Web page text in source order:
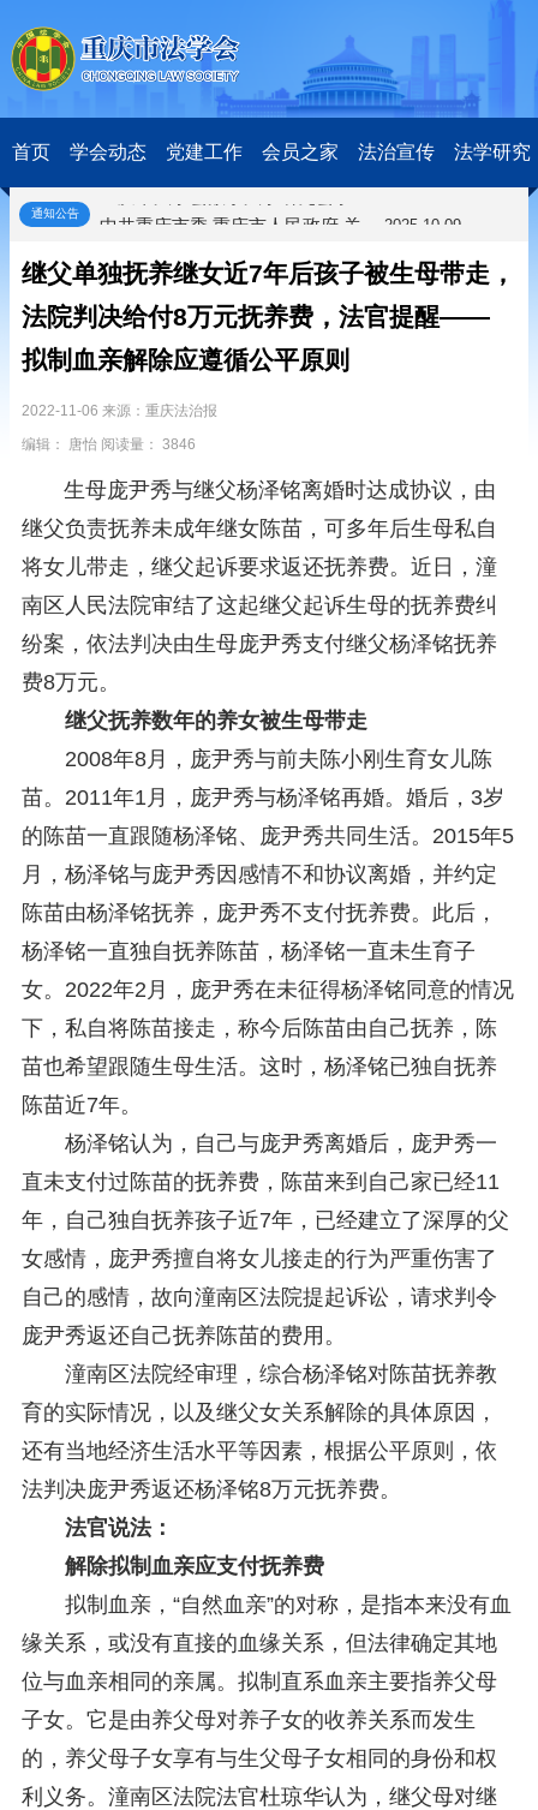
首页 学会动态 党建工作 会员之家 法治宣传 法学研究
通知公告
关于开展第十一届“全国杰出青年法学家”评选表彰活动的通知 2026-03-18
研究阐释党的二十届四中全会和中央全面依法治国工作会议精神专项课题立项公示公告 2026-02-28
第七届“中国—东盟法治论坛”11月20日至22日在渝举办2025-11-18
重庆市法学会数字法学研究会学术年会拟于11月14日召开 2025-10-28
2025-10-09
关于学习运用普法专栏节目《说法》的通知 2025-09-08
第二十届西部法治论坛暨法治宁夏论坛拟获奖论文公示 2025-09-07
征稿启事 2025-08-28
会议预告 | 中国法学会法学期刊研究会2025年年会将在重庆召开 2025-03-12
关于开展第十一届“全国杰出青年法学家”评选表彰活动的通知
研究阐释党的二十届四中全会和中央全面依法治国工作会议精神专项课题立项公示公告 2026-02-28
关于研究阐释党的二十届四中全会和中央全面依法治国工作会议精神专项课题申报工作的通知 2025-12-07
第七届“中国—东盟法治论坛”11月20日至22日在渝举办2025-11-18
中共重庆市委 重庆市人民政府 关于深入开展向“时代楷模”重庆检察未成年人保护工作团队代表学习活动的决定 2025-10-09
关于学习运用普法专栏节目《说法》的通知
征稿启事 2025-08-28
中国法学会2025年度部级法学研究课题立项公告 2025-07-20
中国法学会2025年度部级法学研究课题立项公示公告 2025-07-08
重庆市法学会第五期法学研究立项课题名单公布
关于开展“2025年青年普法志愿者法治文化基层行”活动的通知 2025-04-22
会议预告 | 中国法学会法学期刊研究会2025年年会将在重庆召开 2025-03-12
继父单独抚养继女近7年后孩子被生母带走，
法院判决给付8万元抚养费，法官提醒——
拟制血亲解除应遵循公平原则
2022-11-06 来源：重庆法治报
编辑： 唐怡 阅读量： 3846
生母庞尹秀与继父杨泽铭离婚时达成协议，由
继父负责抚养未成年继女陈苗，可多年后生母私自
将女儿带走，继父起诉要求返还抚养费。近日，潼
南区人民法院审结了这起继父起诉生母的抚养费纠
纷案，依法判决由生母庞尹秀支付继父杨泽铭抚养
费8万元。
继父抚养数年的养女被生母带走
2008年8月，庞尹秀与前夫陈小刚生育女儿陈
苗。2011年1月，庞尹秀与杨泽铭再婚。婚后，3岁
的陈苗一直跟随杨泽铭、庞尹秀共同生活。2015年5
月，杨泽铭与庞尹秀因感情不和协议离婚，并约定
陈苗由杨泽铭抚养，庞尹秀不支付抚养费。此后，
杨泽铭一直独自抚养陈苗，杨泽铭一直未生育子
女。2022年2月，庞尹秀在未征得杨泽铭同意的情况
下，私自将陈苗接走，称今后陈苗由自己抚养，陈
苗也希望跟随生母生活。这时，杨泽铭已独自抚养
陈苗近7年。
杨泽铭认为，自己与庞尹秀离婚后，庞尹秀一
直未支付过陈苗的抚养费，陈苗来到自己家已经11
年，自己独自抚养孩子近7年，已经建立了深厚的父
女感情，庞尹秀擅自将女儿接走的行为严重伤害了
自己的感情，故向潼南区法院提起诉讼，请求判令
庞尹秀返还自己抚养陈苗的费用。
潼南区法院经审理，综合杨泽铭对陈苗抚养教
育的实际情况，以及继父女关系解除的具体原因，
还有当地经济生活水平等因素，根据公平原则，依
法判决庞尹秀返还杨泽铭8万元抚养费。
法官说法：
解除拟制血亲应支付抚养费
拟制血亲，“自然血亲”的对称，是指本来没有血
缘关系，或没有直接的血缘关系，但法律确定其地
位与血亲相同的亲属。拟制直系血亲主要指养父母
子女。它是由养父母对养子女的收养关系而发生
的，养父母子女享有与生父母子女相同的身份和权
利义务。潼南区法院法官杜琼华认为，继父母对继